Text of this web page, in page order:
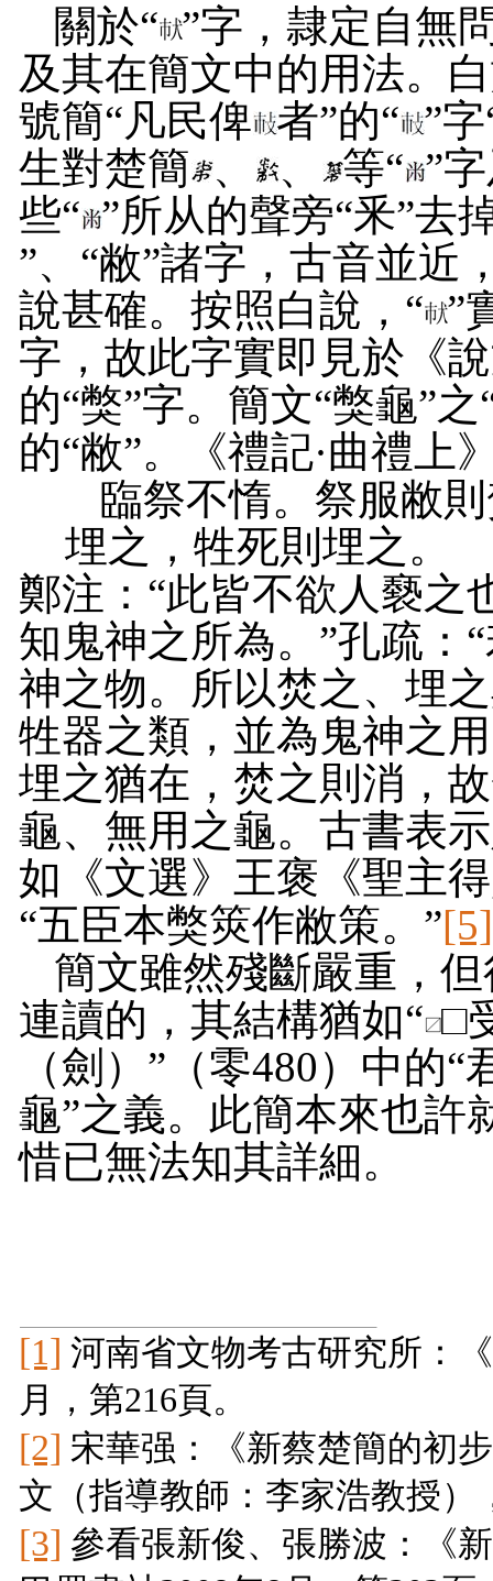
關於“ ”字，隷定自無
及其在簡文中的用法。
號簡“凡民俾 者”的“ ”
生對楚簡 、 、 等“ ”
些“ ”所从的聲旁“釆”去
”、“敝”諸字，古音並近
說甚確。按照白說，“ ”
字，故此字實即見於《
的“獘”字。簡文“獘龜”
的“敝”。《禮記·曲禮上
臨祭不惰。祭服敝
埋之，牲死則埋之。
鄭注：“此皆不欲人褻之
知鬼神之所為。”孔疏：
神之物。所以焚之、埋
牲器之類，並為鬼神之
埋之猶在，焚之則消，
龜、無用之龜。古書表
如《文選》王褒《聖主
“五臣本獘筴作敝策。”[5]
簡文雖然殘斷嚴重，
連讀的，其結構猶如“ □
（劍）”（零480）中的“
龜”之義。此簡本來也許
惜已無法知其詳細。
[1] 河南省文物考古研究所：
月，第216頁。
[2] 宋華强：《新蔡楚簡的初
文（指導教師：李家浩教授）
[3] 參看張新俊、張勝波：《